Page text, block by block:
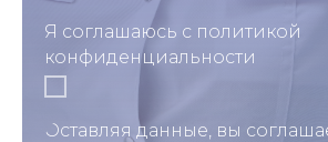
Я соглашаюсь с политикой
конфиденциальности
Оставляя данные, вы